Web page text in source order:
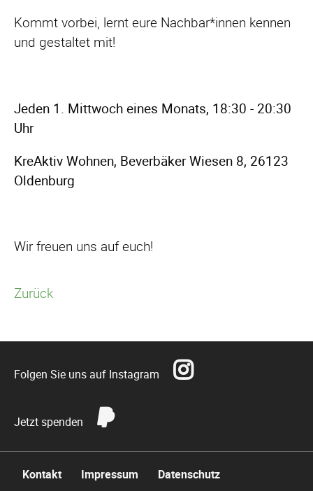
Kommt vorbei, lernt eure Nachbar*innen kennen
und gestaltet mit!
Jeden 1. Mittwoch eines Monats, 18:30 - 20:30
Uhr
KreAktiv Wohnen, Beverbäker Wiesen 8, 26123
Oldenburg
Wir freuen uns auf euch!
Zurück
Folgen Sie uns auf Instagram
Jetzt spenden
Navigation
Kontakt Impressum Datenschutz